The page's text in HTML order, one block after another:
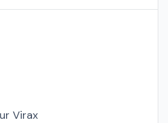
Virax